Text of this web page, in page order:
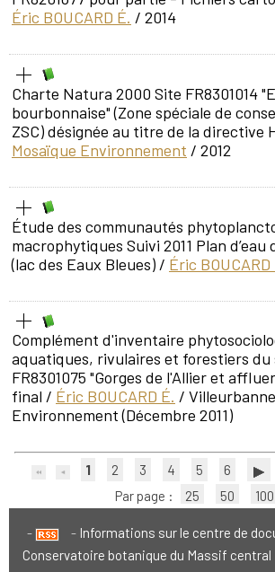
Éric BOUCARD É. / 2014
Charte Natura 2000 Site FR8301014
bourbonnaise" (Zone spéciale de
ZSC) désignée au titre de la directive
Mosaïque Environnement / 2012
Étude des communautés
macrophytiques Suivi 2011 Plan
(lac des Eaux Bleues) / Éric BOUCARD
Complément d'inventaire
aquatiques, rivulaires et forestiers
FR8301075 "Gorges de l'Allier et
final / Éric BOUCARD É. /
Environnement (Décembre 2011)
1 2 3 4 5 6
Par page :
25 50 100
Informations sur le centre de
Conservatoire botanique du Massif central